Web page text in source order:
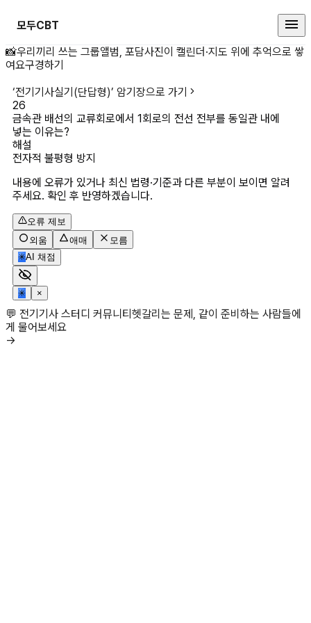
모두CBT
금속관 배선의 교류회로에서 1회
📸우리끼리 쓰는 그룹앨범, 포담사진이 캘린더·지도 위에 추억으로 쌓
여요구경하기
‘전기기사실기(단답형)’ 암기장으로 가기
26
금속관 배선의 교류회로에서 1회로의 전선 전부를 동일관 내에
넣는 이유는?
해설
전자적 불평형 방지
내용에 오류가 있거나 최신 법령·기준과 다른 부분이 보이면 알려
주세요. 확인 후 반영하겠습니다.
오류 제보
외움
애매
모름
✳AI 채점
✳ ×
💬 전기기사 스터디 커뮤니티헷갈리는 문제, 같이 준비하는 사람들에
게 물어보세요
→